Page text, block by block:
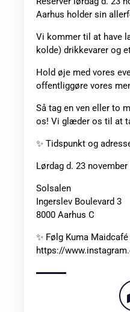
Aarhus holder sin
Vi kommer til at have
kolde) drikkevarer og
Hold øje med vores
offentliggøre vores
Så tag en ven eller to
os! Vi glæder os til at
✨ Tidspunkt og
Lørdag d. 23
Solsalen
Ingerslev Boulevard 3
8000 Aarhus C
✨ Følg Kuma Maidcafé
https://